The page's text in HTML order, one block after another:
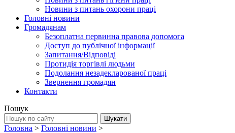
Новини з питань охорони праці
Головні новини
Громадянам
Безоплатна первинна правова допомога
Доступ до публічної інформації
Запитання/Відповіді
Протидія торгівлі людьми
Подолання незадекларованої праці
Звернення громадян
Контакти
Пошук
Головна > Головні новини >